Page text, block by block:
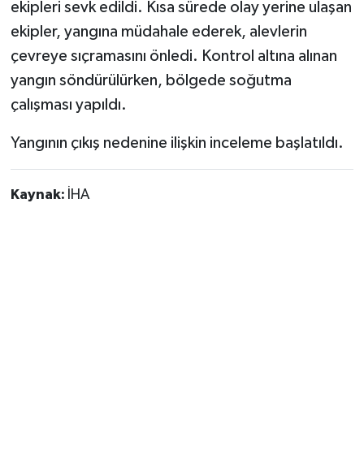
ekipleri sevk edildi. Kısa sürede olay yerine ulaşan
ekipler, yangına müdahale ederek, alevlerin
çevreye sıçramasını önledi. Kontrol altına alınan
yangın söndürülürken, bölgede soğutma
çalışması yapıldı.
Yangının çıkış nedenine ilişkin inceleme başlatıldı.
Kaynak: İHA